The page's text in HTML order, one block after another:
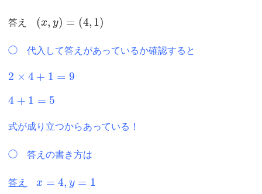
答え (x, y) = (4, 1)
◯ 代入して答えがあっているか確認すると
2 × 4 + 1 = 9
4 + 1 = 5
式が成り立つからあっている！
◯ 答えの書き方は
答え x = 4, y = 1